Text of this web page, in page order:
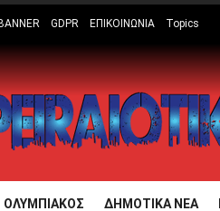
BANNER GDPR ΕΠΙΚΟΙΝΩΝΙΑ Topics
ΟΛΥΜΠΙΑΚΟΣ ΔΗΜΟΤΙΚΑ ΝΕΑ